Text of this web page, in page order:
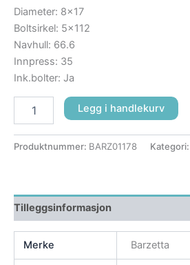
Diameter: 8×17
Boltsirkel: 5×112
Navhull: 66.6
Innpress: 35
Ink.bolter: Ja
Legg i handlekurv
Produktnummer: BARZ01178 Kategori:
Tilleggsinformasjon
Merke Barzetta